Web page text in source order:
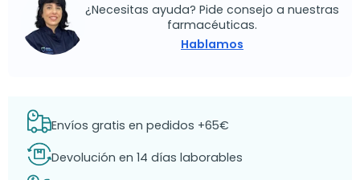
¿Necesitas ayuda? Pide consejo a nuestras
farmacéuticas.
Hablamos
Envíos gratis en pedidos +65€
Devolución en 14 días laborables